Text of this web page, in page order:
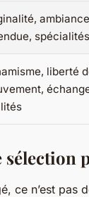
ambiance
liberté
sélection
ce n’est pas